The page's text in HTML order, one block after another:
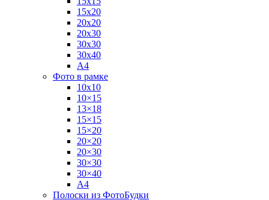
15х20
20х20
20х30
30х30
30х40
А4
Фото в рамке
10х10
10×15
13×18
15×15
15×20
20×20
20×30
30×30
30×40
A4
Полоски из ФотоБудки